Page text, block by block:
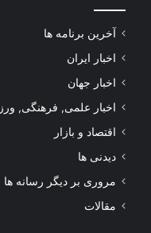
آخرین برنامه ها
اخبار ایران
اخبار جهان
اخبار علمی, فرهنگی,
اقتصاد و بازار
دیدنی ها
مروری بر دیگر رسانه ها
مقالات